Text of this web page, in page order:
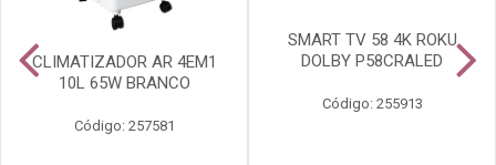
CLIMATIZADOR AR 4EM1
10L 65W BRANCO
Código: 257581
SMART TV 58 4K ROKU
DOLBY P58CRALED
Código: 255913